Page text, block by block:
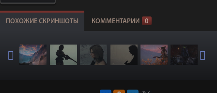
ПОХОЖИЕ СКРИНШОТЫ КОММЕНТАРИИ 0